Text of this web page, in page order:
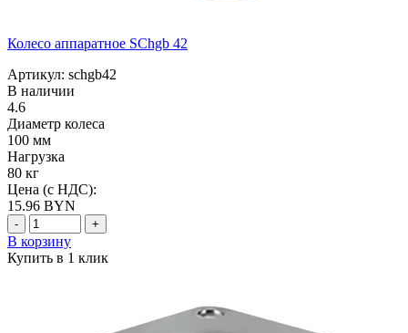
Колесо аппаратное SChgb 42
Артикул: schgb42
В наличии
4.6
Диаметр колеса
100 мм
Нагрузка
80 кг
Цена (с НДС):
15.96 BYN
- +
В корзину
Купить в 1 клик